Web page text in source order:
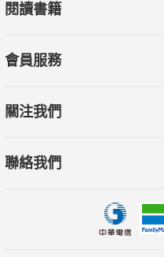
閱讀書籍
會員服務
關注我們
聯絡我們